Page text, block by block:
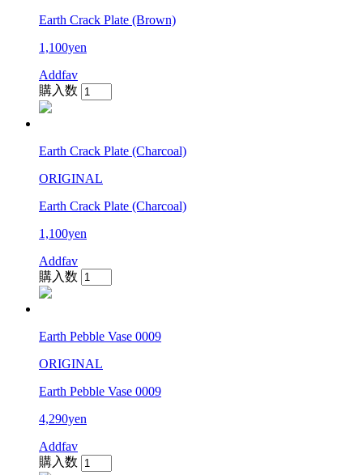
Earth Crack Plate (Brown)
1,100yen
Addfav
購入数
Earth Crack Plate (Charcoal)
ORIGINAL
Earth Crack Plate (Charcoal)
1,100yen
Addfav
購入数
Earth Pebble Vase 0009
ORIGINAL
Earth Pebble Vase 0009
4,290yen
Addfav
購入数